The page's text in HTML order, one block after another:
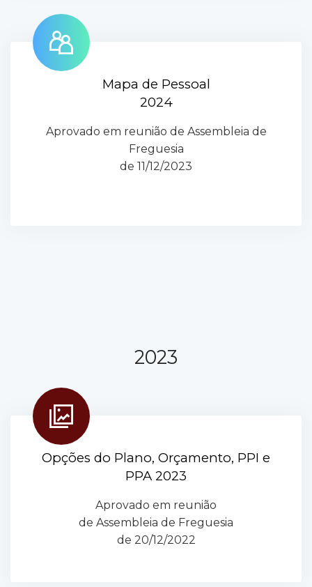
Mapa de Pessoal
2024
Aprovado em reunião de Assembleia de
Freguesia
de 11/12/2023
2023
Opções do Plano, Orçamento, PPI e
PPA 2023
Aprovado em reunião
de Assembleia de Freguesia
de 20/12/2022